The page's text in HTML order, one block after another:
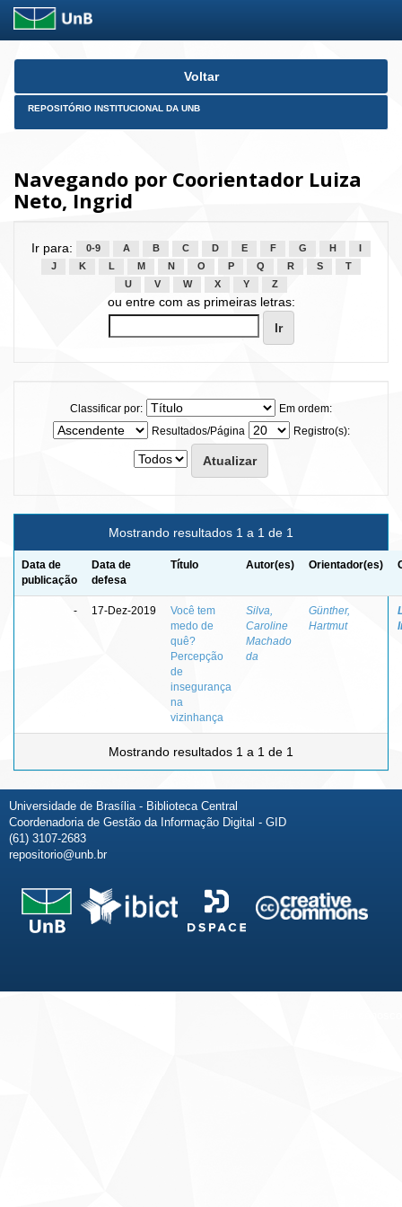
Skip
Voltar
REPOSITÓRIO INSTITUCIONAL DA UNB
Navegando por Coorientador Luiza
Neto, Ingrid
Ir para: 0-9 A B C D E F G H
J
K L M N O P Q R S
T
U
V W X Y Z
ou entre com as primeiras letras:
Classificar por:
Em ordem:
Resultados/Página
Registro(s):
Mostrando resultados 1 a 1 de 1
Data de
publicação
Data de
defesa
Título Autor(es) Orientador(es)
- 17-Dez-2019
Você tem
medo de
quê?
Percepção
de
insegurança
na
vizinhança
Silva,
Caroline
Machado
da
Günther,
Hartmut
Mostrando resultados 1 a 1 de 1
Universidade de Brasília - Biblioteca Central
Coordenadoria de Gestão da Informação Digital - GID
(61) 3107-2683
repositorio@unb.br